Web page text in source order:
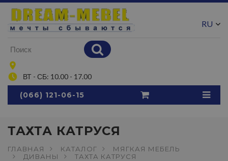
ВТ - СБ: 10.00 - 17.00
RU
(066) 121-06-15
ТАХТА КАТРУСЯ
ГЛАВНАЯ КАТАЛОГ
МЯГКАЯ МЕБЕЛЬ
ДИВАНЫ
ТАХТА КАТРУСЯ